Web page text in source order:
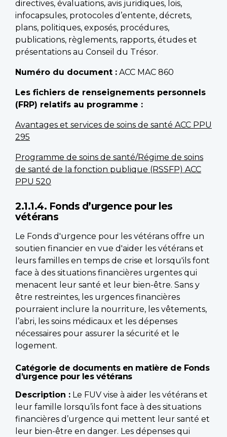
directives, évaluations, avis juridiques, lois,
infocapsules, protocoles d’entente, décrets,
plans, politiques, exposés, procédures,
publications, règlements, rapports, études et
présentations au Conseil du Trésor.
Numéro du document : ACC MAC 860
Les fichiers de renseignements personnels
(FRP) relatifs au programme :
Avantages et services de soins de santé ACC PPU
295
Programme de soins de santé/Régime de soins
de santé de la fonction publique (RSSFP) ACC
PPU 520
2.1.1.4. Fonds d’urgence pour les
vétérans
Le Fonds d'urgence pour les vétérans offre un
soutien financier en vue d'aider les vétérans et
leurs familles en temps de crise et lorsqu'ils font
face à des situations financières urgentes qui
menacent leur santé et leur bien-être. Sans y
être restreintes, les urgences financières
pourraient inclure la nourriture, les vêtements,
l’abri, les soins médicaux et les dépenses
nécessaires pour assurer la sécurité et le
logement.
Catégorie de documents en matière de Fonds
d’urgence pour les vétérans
Description : Le FUV vise à aider les vétérans et
leur famille lorsqu’ils font face à des situations
financières d’urgence qui mettent leur santé et
leur bien-être en danger. Les dépenses qui